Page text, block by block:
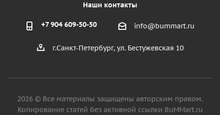
Наши контакты
+7 904 609-50-50 info@bummart.ru
г.Санкт-Петербург, ул. Бестужевская 10
2026 © Все материалы защищены авторским правом.
Копирование статей без активной ссылки BuMMart.ru